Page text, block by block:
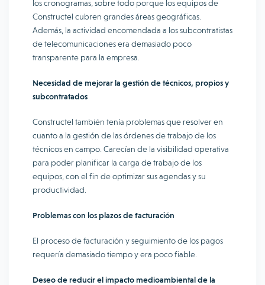
los cronogramas, sobre todo porque los equipos de
Constructel cubren grandes áreas geográficas.
Además, la actividad encomendada a los subcontratistas
de telecomunicaciones era demasiado poco
transparente para la empresa.
Necesidad de mejorar la gestión de técnicos, propios y
subcontratados
Constructel también tenía problemas que resolver en
cuanto a la gestión de las órdenes de trabajo de los
técnicos en campo. Carecían de la visibilidad operativa
para poder planificar la carga de trabajo de los
equipos, con el fin de optimizar sus agendas y su
productividad.
Problemas con los plazos de facturación
El proceso de facturación y seguimiento de los pagos
requería demasiado tiempo y era poco fiable.
Deseo de reducir el impacto medioambiental de la